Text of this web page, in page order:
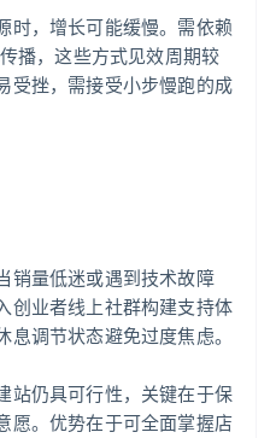
时，增长可能缓慢。需依赖
播，这些方式见效周期较
受挫，需接受小步慢跑的成
销量低迷或遇到技术故障
创业者线上社群构建支持体
调节状态避免过度焦虑。
站仍具可行性，关键在于保
愿。优势在于可全面掌握店